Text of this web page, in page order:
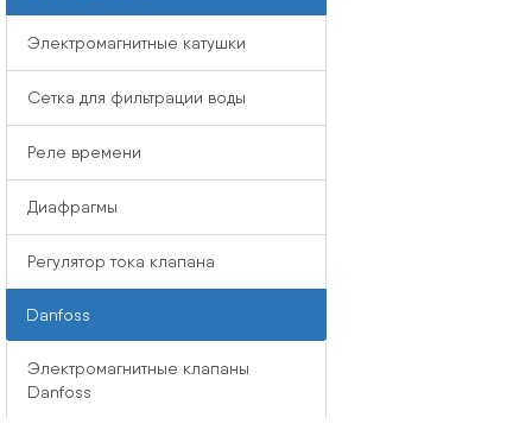
Электромагнитные катушки
Сетка для фильтрации воды
Реле времени
Диафрагмы
Регулятор тока клапана
Danfoss
Электромагнитные клапаны
Danfoss